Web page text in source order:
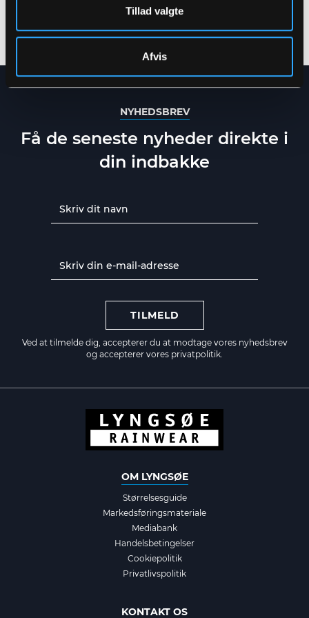
Tillad valgte
Afvis
LETVÆGTSKVALITET
LETVÆGTSMATERIALER
NYHEDSBREV
Få de seneste nyheder direkte i
din indbakke
TILMELD
Ved at tilmelde dig, accepterer du at modtage vores nyhedsbrev
og accepterer vores privatpolitik.
OM LYNGSØE
Størrelsesguide
Markedsføringsmateriale
Mediabank
Handelsbetingelser
Cookiepolitik
Privatlivspolitik
KONTAKT OS